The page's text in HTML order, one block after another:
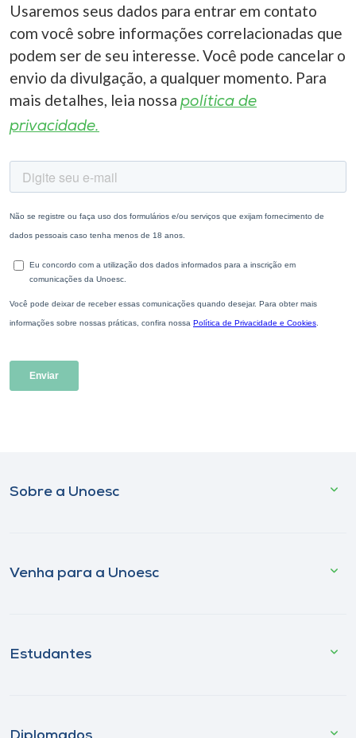
Usaremos seus dados para entrar em contato
com você sobre informações correlacionadas que
podem ser de seu interesse. Você pode cancelar o
envio da divulgação, a qualquer momento. Para
mais detalhes, leia nossa política de
privacidade.
Sobre a Unoesc
Venha para a Unoesc
Estudantes